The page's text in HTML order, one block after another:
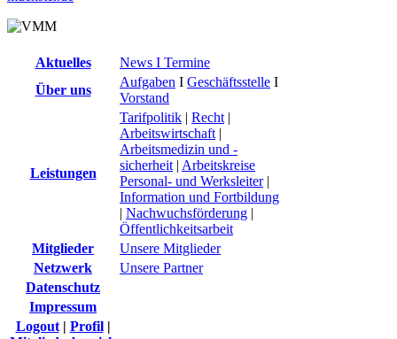
Aktuelles
News I Termine
Über uns
Aufgaben I Geschäftsstelle I
Vorstand
Leistungen
Tarifpolitik | Recht |
Arbeitswirtschaft |
Arbeitsmedizin und -
sicherheit | Arbeitskreise
Personal- und Werksleiter|
Information und Fortbildung
| Nachwuchsförderung |
Öffentlichkeitsarbeit
Mitglieder
Unsere Mitglieder
Netzwerk
Unsere Partner
Datenschutz
Impressum
Logout| Profil|